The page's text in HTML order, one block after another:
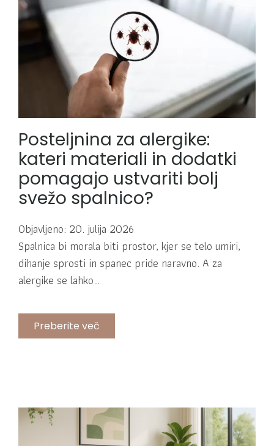
Posteljnina za alergike:
kateri materiali in dodatki
pomagajo ustvariti bolj
svežo spalnico?
Objavljeno: 20. julija 2026
Spalnica bi morala biti prostor, kjer se telo umiri,
dihanje sprosti in spanec pride naravno. A za
alergike se lahko…
Preberite več